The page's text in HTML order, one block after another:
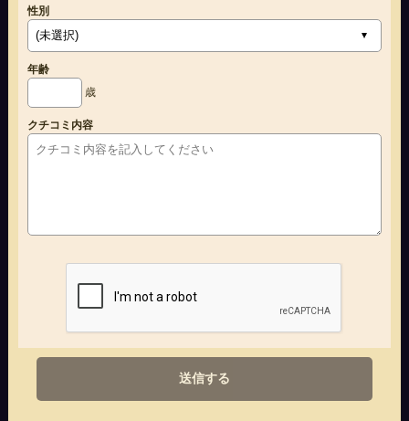
性別
年齢
歳
クチコミ内容
送信する